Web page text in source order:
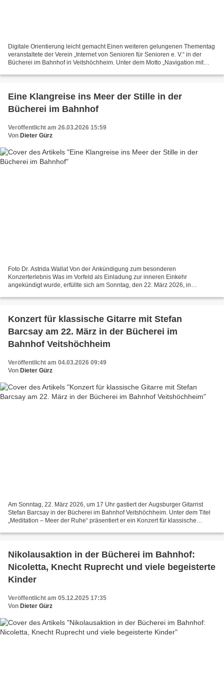
Digitale Orientierung leicht gemacht Einen weiteren gelungenen Thementag
veranstaltete der Verein „Internet von Senioren für Senioren e. V.“ in der
Bücherei im Bahnhof in Veitshöchheim. Unter dem Motto „Navigation mit
Eine Klangreise ins Meer der Stille in der
Bücherei im Bahnhof
Veröffentlicht am 26.03.2026 15:59
Von Dieter Gürz
Foto Dr. Astrida Wallat Von der Ankündigung zum besonderen
Konzerterlebnis Was im Vorfeld als Einladung zur inneren Einkehr
angekündigt wurde, erfüllte sich am Sonntag, den 22. März 2026, in
Konzert für klassische Gitarre mit Stefan
Barcsay am 22. März in der Bücherei im
Bahnhof Veitshöchheim
Veröffentlicht am 04.03.2026 09:49
Von Dieter Gürz
Am Sonntag, 22. März 2026, um 17 Uhr gastiert der Augsburger Gitarrist
Stefan Barcsay in der Bücherei im Bahnhof Veitshöchheim. Unter dem Titel
„Meditation – Meer der Ruhe“ präsentiert er ein Konzert für klassische
Nikolausaktion in der Bücherei im Bahnhof:
Nicoletta, Knecht Ruprecht und viele begeisterte
Kinder
Veröffentlicht am 05.12.2025 17:35
Von Dieter Gürz